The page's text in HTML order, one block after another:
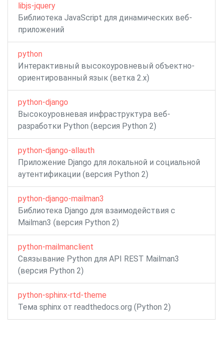
libjs-jquery
Библиотека JavaScript для динамических веб-
приложений
python
Интерактивный высокоуровневый объектно-
ориентированный язык (ветка 2.x)
python-django
Высокоуровневая инфраструктура веб-
разработки Python (версия Python 2)
python-django-allauth
Приложение Django для локальной и социальной
аутентификации (версия Python 2)
python-django-mailman3
Библиотека Django для взаимодействия с
Mailman3 (версия Python 2)
python-mailmanclient
Связывание Python для API REST Mailman3
(версия Python 2)
python-sphinx-rtd-theme
Тема sphinx от readthedocs.org (Python 2)